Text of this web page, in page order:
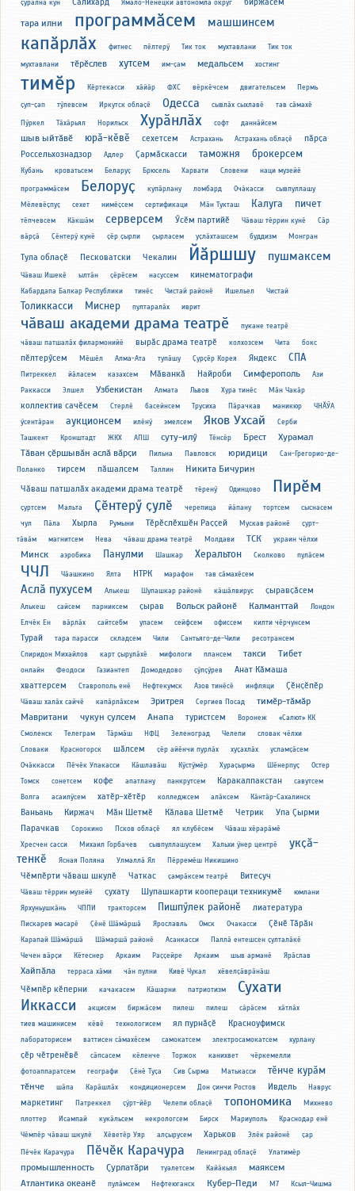
ҫуралнӑ кун Ямало-Ненецки автономлӑ округ
тара илни программӑсем машшинсем
капӑрлӑх фитнес пӗлтерӳ Тик ток мухтавлани
Тик ток
мухтавлани
тӗрӗслев хутсем им-ҫам медальсем хостинг
тимӗр Кӗртекасси хӑйӑр ФХС вӗркӗчсем двигательсем
Пермь
ҫуп-ҫап
тӳлевсем Иркутск облаҫӗ Одесса сывлӑх сыхлавӗ
тав сӑмахӗ
Пӳркел
Тӑхӑрьял Норильск Хурӑнлӑх софт даннӑйсем
шыв ыйтӑвӗ юрӑ-кӗвӗ сехетсем Астрахань Астрахань облаҫӗ
пӑрҫа
Россельхознадзор
Адлер Ҫармӑскасси таможня брокерсем
Кубань кроватьсем Беларуҫ Брюсель Харвати Словени
наци музейӗ
программӑсем
Белоруҫ купӑрлану ломбард Очӑкасси
сывпуллашу
Мӗлевӗҫпуҫ
сехет нимӗҫсем сертификаци Мӑн Тукташ Калуга пичет
тӗпчевсем Кӑкшӑм серверсем Ӳсӗм партийӗ Чӑваш тӗррин кунӗ
Сӑр
вӑрҫӑ
Ҫӗнтерӳ кунӗ ҫӗр ҫырли ҫырласем уҫлӑхташсем буддизм Монгран
Тула облаҫӗ Песковатски Чекалин Йӑршшу пушмаксем
Чӑваш Ишекӗ ылтӑн ҫӗрӗсем насуссем кинематографи
Кабардапа Балкар Республики тинӗс Чистай районӗ Ишельел Чистай
Толиккасси Миснер пултаралӑх иврит
чӑваш академи драма театрӗ
пукане театрӗ
чӑваш патшалӑх филармонийӗ
вырӑс драма театрӗ колхозсем Чита бокс
пӗлтерӳсем Мӗшӗл Алма-Ата тупӑшу Ҫурҫӗр Корея Яндекс СПА
Питреккел йӑласем казахсем Мӑванкӑ Найроби Симферополь
Ази
Раккасси
Элшел Узбекистан Алмата Львов Хура тинӗс Мӑн Чакӑр
коллектив сачӗсем Стерлӗ басейнсем Трусиха Пӑрачкав маникюр
ЧНӐӲА
ӳсентӑран
аукционсем илӗнӳ эмелсем Яков Ухсай
Серби
Ташкент
Кронштадт ЖКХ АПШ суту-илӳ Тӗнсӗр Брест
Хурамал
Тӑван ҫӗршывӑн аслӑ вӑрҫи
Пильна Павловск юридици
Сан-Грегорио-де-
Поланко
тирсем пӑшалсем Таллин Никита Бичурин
Чӑваш патшалӑх академи драма театрӗ тӗренӳ Одинцово Пирӗм
ҫуртсем Мальта Ҫӗнтерӳ ҫулӗ черепица йӑпану тортсем
сыснасем
чул
Пӑла Хырла Румыни Тӗрӗслӗхшӗн Раҫҫей Мускав районӗ
ҫурт-
тӑвӑм
магнитсем Нева чӑваш драма театрӗ Молдави ТСК украин чӗлхи
Минск аэробика Панулми Шашкар Херальтон Сколково пулӑсем
ЧЧЛ Чӑашкино Ялта НТРК марафон тав сӑмахӗсем
Аслӑ пухусем Алькеш Шупашкар районӗ кӑшӑлвирус ҫыравҫӑсем
Алькеш сайсем парниксем ҫырав Вольск районӗ Калманттай
Лондон
Елчӗк Ен
вӑрлӑх сайтсе6м упасем сейфсем офиссем килти чӗрчунсем
Турай тара парасси складсем Чили Сантьяго-де-Чили
ресотрансем
Спиридон Михайлов
карт ҫырулӑхӗ мифологи плансем такси Тибет
онлайн Феодоси Газиантеп Домодедово ҫӳлҫӳрев
Анат Кӑмаша
хваттерсем
Ставрополь енӗ Нефтекумск Азов тинӗсӗ инфляци Ҫӗнҫӗпӗр
Чӑваш халӑх сайчӗ капӑрлӑхсем Эритрея Сергиев Посад
тимӗр-тӑмӑр
Мавритани
чукун ҫулсем Анапа туристсем Воронеж
«Салют» КК
Смоленск
Телеграм Тӑрмӑш НФЦ Зеленоград Челепи
словак чӗлхи
Словаки
Красногорск шӑлсем ҫӗр айӗнчи пурлӑх хуҫахлӑх
усламҫӑсем
Очӑккасси
Пӗчӗк Упакасси Кӑшлавӑш Кӳстӳмӗр Хураҫырма Шӗнерпуҫ
Остер
Томск
сонетсем кофе апатлану панкрутсем Каракалпакстан
савутсем
Волга
асаилӳсем хатӗр-хӗтӗр колледжсем алӑксем Кӑнтӑр-Сахалинск
Ваньань Киржач Мӑн Шетмӗ Кӑлава Шетмӗ Четрик
Упа Ҫырми
Парачкав
Сорокино Псков облаҫӗ ял клубӗсем
Чӑваш хӗрарӑмӗ
Хресчен сасси
Михаил Горбачев сывпуллашусем Хальхи ӳнер центрӗ
укҫӑ-
тенкӗ
Ясная Поляна Улмаллӑ Ял Пӗрремӗш Никишино
Чӗмпӗрти чӑваш шкулӗ Чаткас ҫамрӑксем театрӗ Витеҫуч
Чӑваш тӗррин музейӗ ҫухату Шупашкарти коопераци техникумӗ
юмлани
Ярхуньушкӑнь
ЧППИ тракторсем Пишпӳлек районӗ лиатература
Пискарев масарӗ Ҫӗнӗ Шӑмӑршӑ Ярославль Омск Очакасси Ҫӗнӗ Тӑрӑн
Карапай Шӑмӑршӑ Шӑмаршӑ районӗ Асанкасси
Паллӑ ентешсен ҫулталӑкӗ
Чечен вӑрҫи
Кӗтеснер Аркаим Раҫҫейре Аркаим шыв арманӗ Ярӑслав
Хайпӑла терраса хӑми чӑн пулни Кивӗ Чукал хӗвелҫӑврӑнӑш
Чӗмпӗр кӗперни качакасем Кӑшарни патриотизм
Сухати
Иккасси
акцисем биржӑсем пилеш пилеш сӑрӑсем
хӑтлӑх
тиев машинисем
кӗвӗ технологисем ял пурнӑҫӗ Красноуфимск
лабораторисем ваттисен сӑмахӗсем самокатсем электросамокатсем хурлану
ҫӗр чӗтренӗвӗ сӑпсасем кӗленче Торжок канихвет
чӗркемелли
фотоаппаратсем
географи Ҫӗнӗ Туҫа Сив Ҫырма Матькасси тӗнче курӑм
тӗнче шӑпа Карӑшлӑх кондиционерсем Дон ҫинчи Ростов Ивдель Наврус
маркетинг Патреккел ҫӳрт-йӗр Челепи облаҫӗ топономика
Михнево
плоттер
Исампай кукӑльсем некрологсем Бирск Мариуполь
Краснодар енӗ
Чӗмпӗр чӑваш шкулӗ
Хӗветӗр Уяр алҫырусем Харьков Элӗк районӗ
ҫар
Пӗчӗк Карачура
Пӗчӗк Карачура Ленинград облаҫӗ Улатимӗр
промышленность Ҫурлатӑри туалетсем Кайӑкьял
маяксем
Атлантика океанӗ
пулӑмсем Нефтеюганск Кубер-Педи М7 Ксыл-Чишма